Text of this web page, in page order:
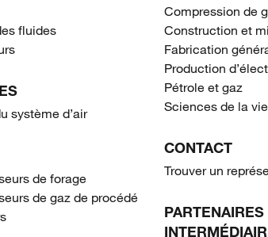
fluides
système d’air
de forage
de gaz de procédé
Compression de
Construction et
Fabrication
Production
Pétrole et gaz
Sciences de la vie
CONTACT
Trouver un
PARTENAIRES